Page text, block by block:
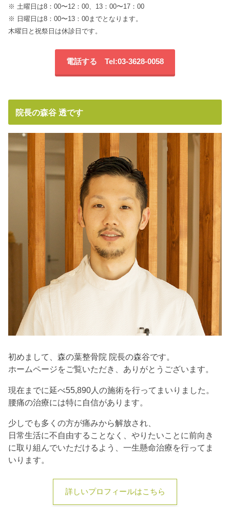
※ 土曜日は8：00〜12：00、13：00〜17：00
※ 日曜日は8：00〜13：00までとなります。
木曜日と祝祭日は休診日です。
電話する Tel:03-3628-0058
院長の森谷 透です
初めまして、森の葉整骨院 院長の森谷です。
ホームページをご覧いただき、ありがとうございます。
現在までに延べ55,890人の施術を行ってまいりました。
腰痛の治療には特に自信があります。
少しでも多くの方が痛みから解放され、
日常生活に不自由することなく、やりたいことに前向き
に取り組んでいただけるよう、一生懸命治療を行ってま
いります。
詳しいプロフィールはこちら